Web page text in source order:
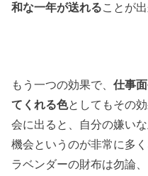
和な一年が送れることが
もう一つの効果で、仕事
てくれる色としてもその
会に出ると、自分の嫌い
機会というのが非常に多
ラベンダーの財布は勿論